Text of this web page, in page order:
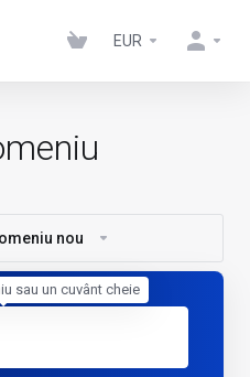
EUR
nou
sau un cuvânt cheie